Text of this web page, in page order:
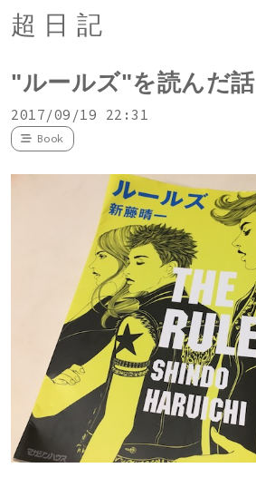
超日記
"ルールズ"を読んだ話
2017/09/19 22:31
Book